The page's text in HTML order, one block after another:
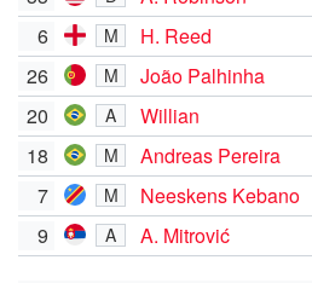
6
M H. Reed
26 M
João Palhinha
20
A Willian
18 M Andreas Pereira
7 M Neeskens Kebano
9 A A. Mitrović